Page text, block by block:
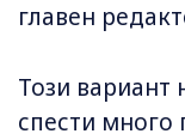
главен
Този вариант
спести много